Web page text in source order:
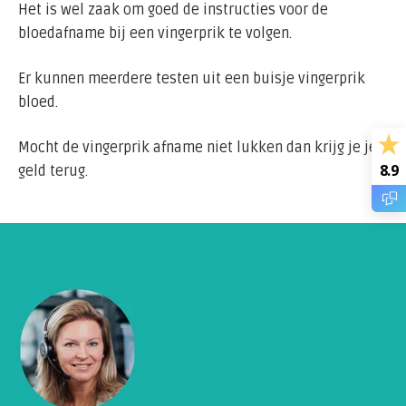
Het is wel zaak om goed de instructies voor de
bloedafname bij een vingerprik te volgen.
Er kunnen meerdere testen uit een buisje vingerprik
bloed.
Mocht de vingerprik afname niet lukken dan krijg je je
geld terug.
8.9